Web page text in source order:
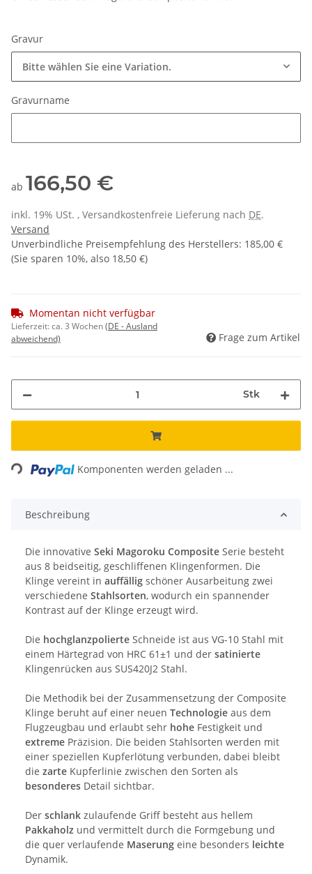
Gravur
Bitte wählen Sie eine Variation.
Gravurname
ab 166,50 €
inkl. 19% USt. , Versandkostenfreie Lieferung nach DE.
Versand
Unverbindliche Preisempfehlung des Herstellers: 185,00 €
(Sie sparen 10%, also 18,50 €)
Momentan nicht verfügbar
Lieferzeit:ca. 3 Wochen(DE - Ausland
abweichend)
Frage zum Artikel
Stk
Komponenten werden geladen ...
Beschreibung
Die innovative Seki Magoroku Composite Serie besteht
aus 8 beidseitig, geschliffenen Klingenformen. Die
Klinge vereint in auffällig schöner Ausarbeitung zwei
verschiedene Stahlsorten, wodurch ein spannender
Kontrast auf der Klinge erzeugt wird.
Die hochglanzpolierte Schneide ist aus VG-10 Stahl mit
einem Härtegrad von HRC 61±1 und der satinierte
Klingenrücken aus SUS420J2 Stahl.
Die Methodik bei der Zusammensetzung der Composite
Klinge beruht auf einer neuen Technologie aus dem
Flugzeugbau und erlaubt sehr hohe Festigkeit und
extreme Präzision. Die beiden Stahlsorten werden mit
einer speziellen Kupferlötung verbunden, dabei bleibt
die zarte Kupferlinie zwischen den Sorten als
besonderes Detail sichtbar.
Der schlank zulaufende Griff besteht aus hellem
Pakkaholz und vermittelt durch die Formgebung und
die quer verlaufende Maserung eine besonders leichte
Dynamik.